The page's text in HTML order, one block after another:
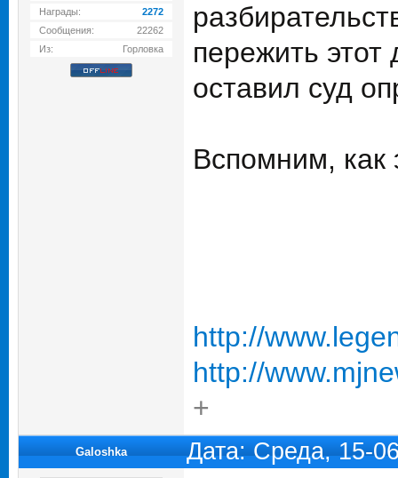
Награды:
2272
Сообщения:
22262
Из:
Горловка
пережить
оставил суд
Вспомним, как
http://
http://
+
Galoshka Дата: Среда, 15-